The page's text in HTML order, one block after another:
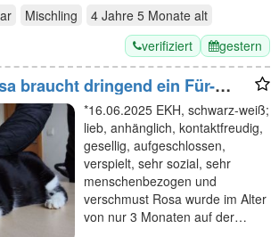
Mischling 4 Jahre 5 Monate alt
verifiziert gestern
braucht dringend ein Für-
*16.06.2025 EKH, schwarz-weiß;
lieb, anhänglich, kontaktfreudig,
gesellig, aufgeschlossen,
verspielt, sehr sozial, sehr
menschenbezogen und
verschmust Rosa wurde im Alter
von nur 3 Monaten auf der…